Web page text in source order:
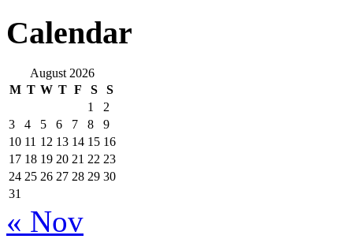
Calendar
August 2026
M T W T F S
S
1
2
3
4 5 6 7 8
9
10 11 12 13 14 15 16
17 18 19 20 21 22 23
24 25 26 27 28 29 30
31
« Nov